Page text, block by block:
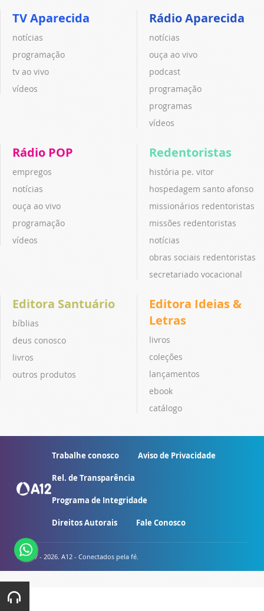
TV Aparecida
notícias
programação
tv ao vivo
vídeos
Rádio Aparecida
notícias
ouça ao vivo
podcast
programação
programas
vídeos
Rádio POP
empregos
notícias
ouça ao vivo
programação
vídeos
Redentoristas
história pe. vitor
hospedagem santo afonso
missionários redentoristas
missões redentoristas
notícias
obras sociais redentoristas
secretariado vocacional
Editora Santuário
bíblias
deus conosco
livros
outros produtos
Editora Ideias &
Letras
livros
coleções
lançamentos
ebook
catálogo
Trabalhe conosco Aviso de Privacidade
Rel. de Transparência
Programa de Integridade
Direitos Autorais Fale Conosco
© 2007 - 2026. A12 - Conectados pela fé.